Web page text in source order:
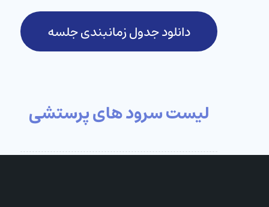
دانلود جدول زمانبندی جلسه
لیست سرود های پرستشی